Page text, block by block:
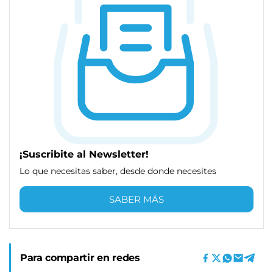
¡Suscribite al Newsletter!
Lo que necesitas saber, desde donde necesites
SABER MÁS
Para compartir en redes